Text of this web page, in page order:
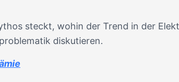
steckt, wohin der Trend in der
diskutieren.